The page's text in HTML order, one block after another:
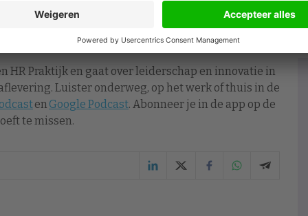
HR Praktijk en gaat over leiderschap en innovatie in
Luister onderweg, op het werk of thuis in de
en Google Podcast. Abonneer je in de app op de
te missen.